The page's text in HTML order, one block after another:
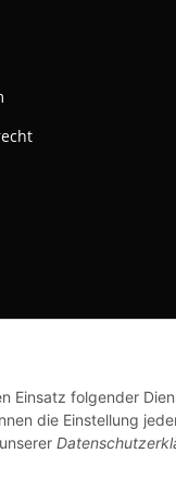
Einsatz folgender
die Einstellung